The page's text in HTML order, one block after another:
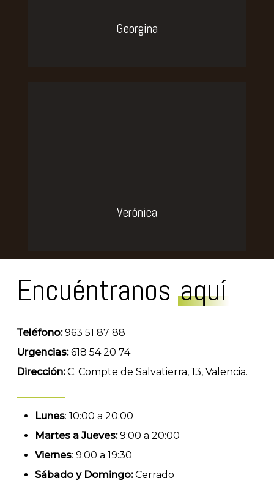
Georgina
Verónica
Encuéntranos aquí
Teléfono:963 51 87 88
Urgencias:618 54 20 74
Dirección:C. Compte de Salvatierra, 13, Valencia.
Lunes: 10:00 a 20:00
Martes a Jueves:9:00 a 20:00
Viernes: 9:00 a 19:30
Sábado y Domingo:Cerrado